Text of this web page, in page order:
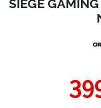
SIÈGE